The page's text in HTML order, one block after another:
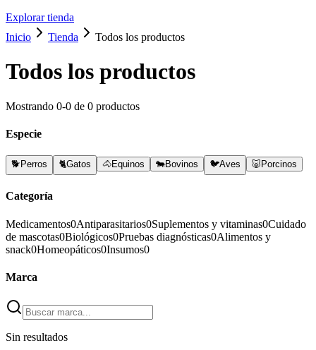
Explorar tienda
Inicio
Tienda Todos los productos
Todos los productos
Mostrando 0-0 de 0 productos
Especie
🐕 Perros 🐈Gatos 🐴Equinos 🐄Bovinos 🐦Aves 🐷 Porcinos
Categoría
Medicamentos0Antiparasitarios0Suplementos y vitaminas0Cuidado
de mascotas0Biológicos0Pruebas diagnósticas0Alimentos y
snack0Homeopáticos0Insumos0
Marca
Sin resultados